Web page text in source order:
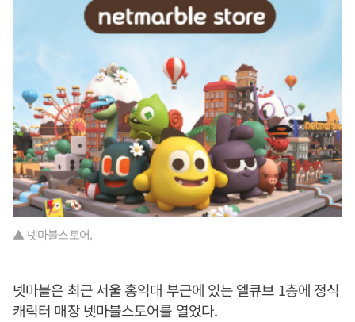
▲ 넷마블스토어.
넷마블은 최근 서울 홍익대 부근에 있는 엘큐브 1층에 정식
캐릭터 매장 넷마블스토어를 열었다.